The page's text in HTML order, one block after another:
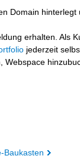
Domain hinterlegt
erhalten. Als
jederzeit
Baukasten